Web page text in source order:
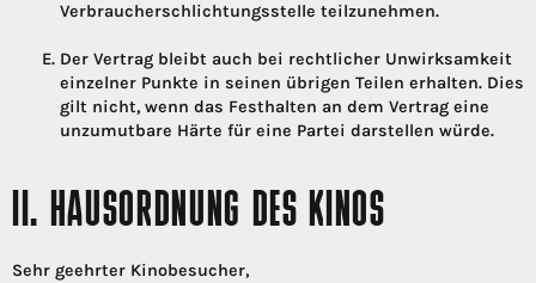
Verbraucherschlichtungsstelle teilzunehmen.
Der Vertrag bleibt auch bei rechtlicher Unwirksamkeit
einzelner Punkte in seinen übrigen Teilen erhalten. Dies
gilt nicht, wenn das Festhalten an dem Vertrag eine
unzumutbare Härte für eine Partei darstellen würde.
II. HAUSORDNUNG DES KINOS
Sehr geehrter Kinobesucher,